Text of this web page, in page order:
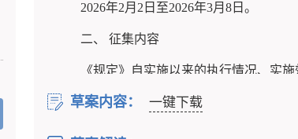
2026年2月 2 日至2026年3月8 日。
二、 征集内容
《规定》自实施以来的执行情况、实
三、意见建议反馈途径
1 、 通过信函将意见发至：烟台市
草案内容： 一键下载